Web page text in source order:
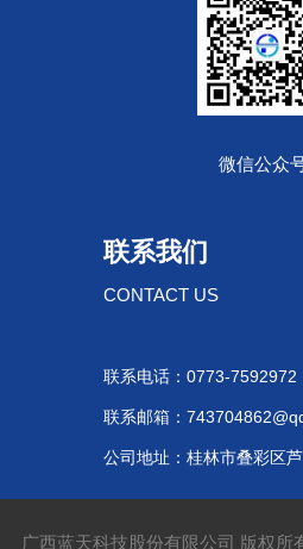
微信公众
联系我们
CONTACT US
联系电话：0773-7592972
联系邮箱：
公司地址：桂林市叠彩区
广西蓝天科技股份有限公司 版